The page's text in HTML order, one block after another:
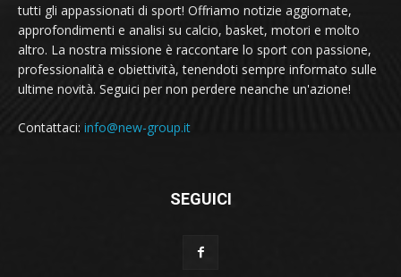
tutti gli appassionati di sport! Offriamo notizie aggiornate,
approfondimenti e analisi su calcio, basket, motori e molto
altro. La nostra missione è raccontare lo sport con passione,
professionalità e obiettività, tenendoti sempre informato sulle
ultime novità. Seguici per non perdere neanche un'azione!
Contattaci: info@new-group.it
SEGUICI